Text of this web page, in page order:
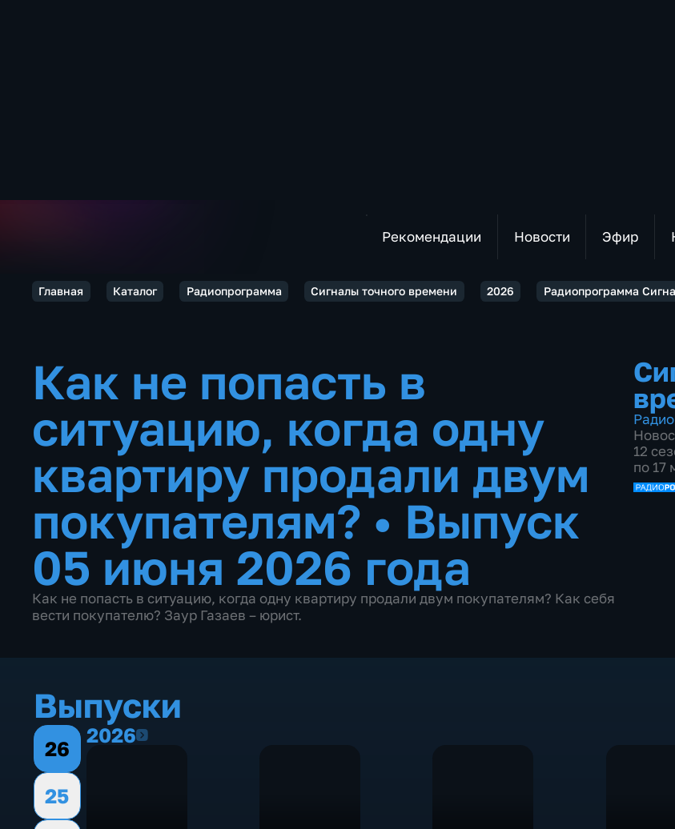
Рекомендации Новости Эфир
Главная Каталог Радиопрограмма Сигналы точного времени 2026 Радиопрограмма
Как не попасть в
ситуацию, когда одну
квартиру продали двум
покупателям? • Выпуск
05 июня 2026 года
Как не попасть в ситуацию, когда одну квартиру продали двум покупателям? Как себя
вести покупателю? Заур Газаев – юрист.
12
по 17
Выпуски
26
25
20262026